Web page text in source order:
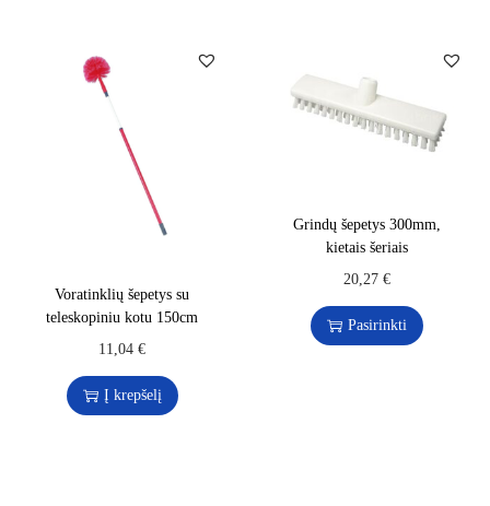
Voratinklių šepetys su
teleskopiniu kotu 150cm
11,04€
Į krepšelį
Grindų šepetys 300mm,
kietais šeriais
20,27€
Pasirinkti